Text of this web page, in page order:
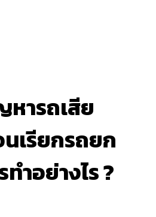
ารถเสีย
เรียกรถยก
ำอย่างไร ?